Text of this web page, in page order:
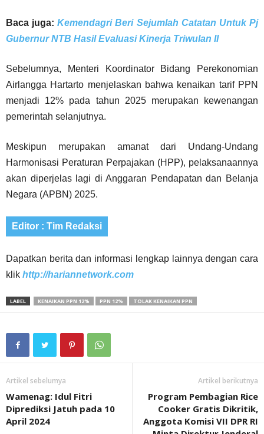
Baca juga:Kemendagri Beri Sejumlah Catatan Untuk Pj
Gubernur NTB Hasil Evaluasi Kinerja Triwulan II
Sebelumnya, Menteri Koordinator Bidang Perekonomian
Airlangga Hartarto menjelaskan bahwa kenaikan tarif PPN
menjadi 12% pada tahun 2025 merupakan kewenangan
pemerintah selanjutnya.
Meskipun merupakan amanat dari Undang-Undang
Harmonisasi Peraturan Perpajakan (HPP), pelaksanaannya
akan diperjelas lagi di Anggaran Pendapatan dan Belanja
Negara (APBN) 2025.
Editor : Tim Redaksi
Dapatkan berita dan informasi lengkap lainnya dengan cara
klik http://hariannetwork.com
LABEL KENAIKAN PPN 12% PPN 12% TOLAK KENAIKAN PPN
Artikel sebelumya
Wamenag: Idul Fitri
Diprediksi Jatuh pada 10
April 2024
Artikel berikutnya
Program Pembagian Rice
Cooker Gratis Dikritik,
Anggota Komisi VII DPR RI